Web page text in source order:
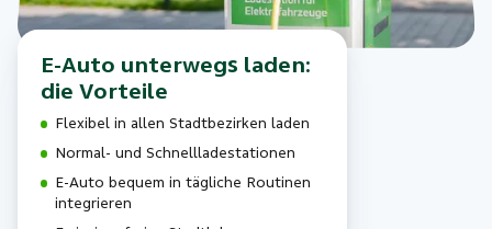
E-Auto unterwegs laden:
die Vorteile
Flexibel in allen Stadtbezirken laden
Normal- und Schnellladestationen
E-Auto bequem in tägliche Routinen
integrieren